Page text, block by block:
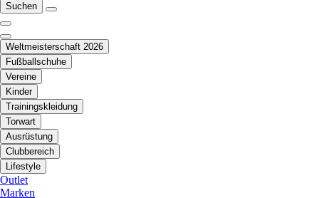
Suchen
Weltmeisterschaft 2026
Fußballschuhe
Vereine
Kinder
Trainingskleidung
Torwart
Ausrüstung
Clubbereich
Lifestyle
Outlet
Marken